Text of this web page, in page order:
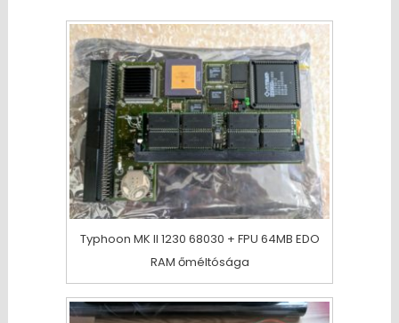
Typhoon MK II 1230 68030 + FPU 64MB EDO
RAM őméltósága